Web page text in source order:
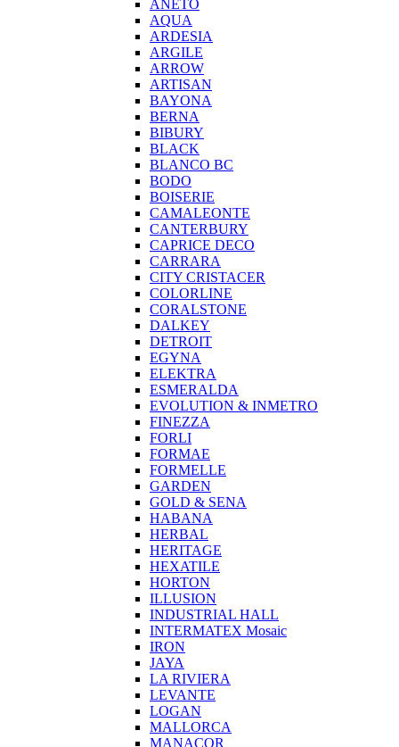
ANETO
AQUA
ARDESIA
ARGILE
ARROW
ARTISAN
BAYONA
BERNA
BIBURY
BLACK
BLANCO BC
BODO
BOISERIE
CAMALEONTE
CANTERBURY
CAPRICE DECO
CARRARA
CITY CRISTACER
COLORLINE
CORALSTONE
DALKEY
DETROIT
EGYNA
ELEKTRA
ESMERALDA
EVOLUTION & INMETRO
FINEZZA
FORLI
FORMAE
FORMELLE
GARDEN
GOLD & SENA
HABANA
HERBAL
HERITAGE
HEXATILE
HORTON
ILLUSION
INDUSTRIAL HALL
INTERMATEX Mosaic
IRON
JAYA
LA RIVIERA
LEVANTE
LOGAN
MALLORCA
MANACOR